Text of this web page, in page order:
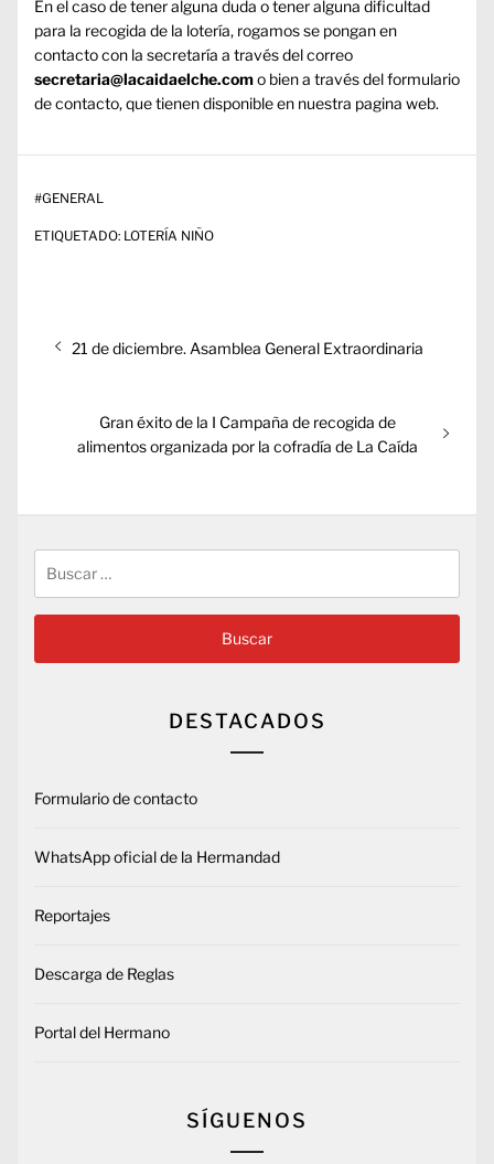
En el caso de tener alguna duda o tener alguna dificultad
para la recogida de la lotería, rogamos se pongan en
contacto con la secretaría a través del correo
secretaria@lacaidaelche.como bien a través del formulario
de contacto, que tienen disponible en nuestra pagina web.
#GENERAL
ETIQUETADO: LOTERÍA NIÑO
Entrada
21 de diciembre. Asamblea General Extraordinaria
Entrada
siguiente:
Gran éxito de la I Campaña de recogida de
alimentos organizada por la cofradía de La Caída
DESTACADOS
Formulario de contacto
WhatsApp oficial de la Hermandad
Reportajes
Descarga de Reglas
Portal del Hermano
SÍGUENOS